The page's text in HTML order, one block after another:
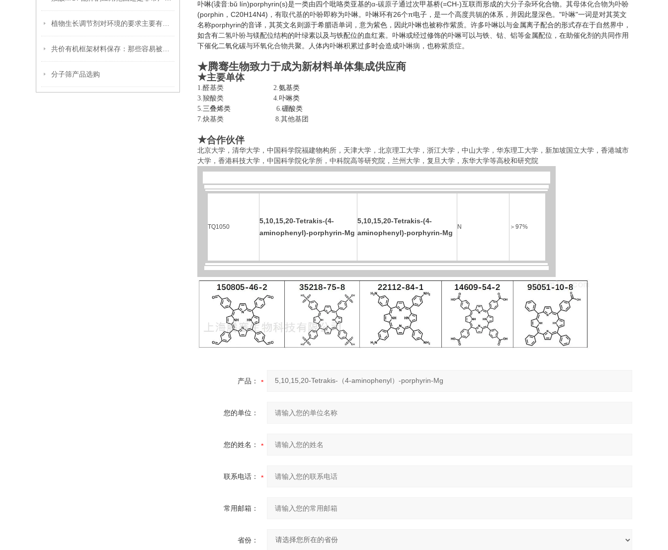
分子筛产品选购
卟啉(读音:bǔ lín)porphyrin(s)是一类由四个吡咯类亚基的α-碳原子通过次甲基桥(=CH-)互联而形成的大分子杂环化合物。其母体化合物为卟吩
(porphin，C20H14N4)，有取代基的卟吩即称为卟啉。卟啉环有26个π电子，是一个高度共轭的体系，并因此显深色。"卟啉"一词是对其英文
名称porphyrin的音译，其英文名则源于希腊语单词，意为紫色，因此卟啉也被称作紫质。许多卟啉以与金属离子配合的形式存在于自然界中，
如含有二氢卟吩与镁配位结构的叶绿素以及与铁配位的血红素。卟啉或经过修饰的卟啉可以与铁、钴、铝等金属配位，在助催化剂的共同作用
下催化二氧化碳与环氧化合物共聚。人体内卟啉积累过多时会造成卟啉病 ，也称紫质症。
★腾骞生物致力于成为新材料单体集成供应商
★主要单体
1.醛基类 2.氨基类
3.羧酸类 4.卟啉类
5.三叠烯类 6.硼酸类
7.炔基类 8.其他基团
★合作伙伴
北京大学，清华大学，中国科学院福建物构所， 天津大学，北京理工大学， 浙江大学，中山大学，华东理工大学 ， 新加坡国立大学，香港城市
大学，香港科技大学，中国科学院化学所，中科院高等研究院，兰州大学，复旦大学，东华大学等高校和研究院
TQ1050
5,10,15,20-Tetrakis-(4-
aminophenyl)-porphyrin-Mg
5,10,15,20-Tetrakis-(4-
aminophenyl)-porphyrin-Mg
N ＞ 97%
产品：
您的单位：
您的姓名：
联系电话：
常用邮箱：
省份：